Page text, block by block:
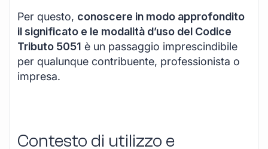
Per questo, conoscere in modo approfondito
il significato e le modalità d’uso del Codice
Tributo 5051 è un passaggio imprescindibile
per qualunque contribuente, professionista o
impresa.
Contesto di utilizzo e